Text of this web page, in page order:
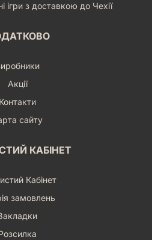
ігри з доставкою до Чехії
Акції
Контакти
сайту
КАБІНЕТ
Кабінет
замовлень